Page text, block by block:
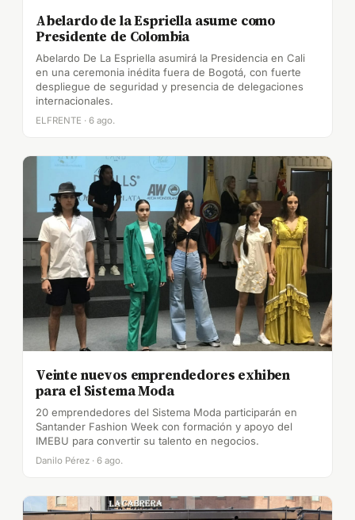
Abelardo de la Espriella asume como
Presidente de Colombia
Abelardo De La Espriella asumirá la Presidencia en Cali
en una ceremonia inédita fuera de Bogotá, con fuerte
despliegue de seguridad y presencia de delegaciones
internacionales.
ELFRENTE · 6 ago.
Veinte nuevos emprendedores exhiben
para el Sistema Moda
20 emprendedores del Sistema Moda participarán en
Santander Fashion Week con formación y apoyo del
IMEBU para convertir su talento en negocios.
Danilo Pérez · 6 ago.